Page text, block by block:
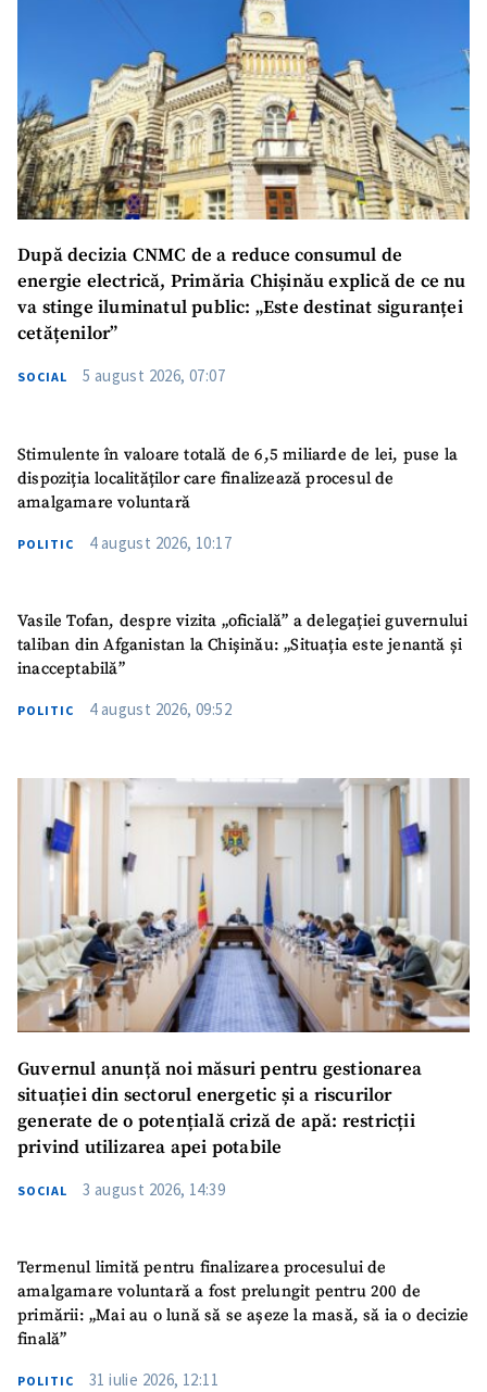
După decizia CNMC de a reduce consumul de
energie electrică, Primăria Chișinău explică de ce nu
va stinge iluminatul public: „Este destinat siguranței
cetățenilor”
SOCIAL 5 august 2026, 07:07
Stimulente în valoare totală de 6,5 miliarde de lei, puse la
dispoziția localităților care finalizează procesul de
amalgamare voluntară
POLITIC 4 august 2026, 10:17
Vasile Tofan, despre vizita „oficială” a delegației guvernului
taliban din Afganistan la Chișinău: „Situația este jenantă și
inacceptabilă”
POLITIC 4 august 2026, 09:52
Guvernul anunță noi măsuri pentru gestionarea
situației din sectorul energetic și a riscurilor
generate de o potențială criză de apă: restricții
privind utilizarea apei potabile
SOCIAL 3 august 2026, 14:39
Termenul limită pentru finalizarea procesului de
amalgamare voluntară a fost prelungit pentru 200 de
primării: „Mai au o lună să se așeze la masă, să ia o decizie
finală”
POLITIC 31 iulie 2026, 12:11